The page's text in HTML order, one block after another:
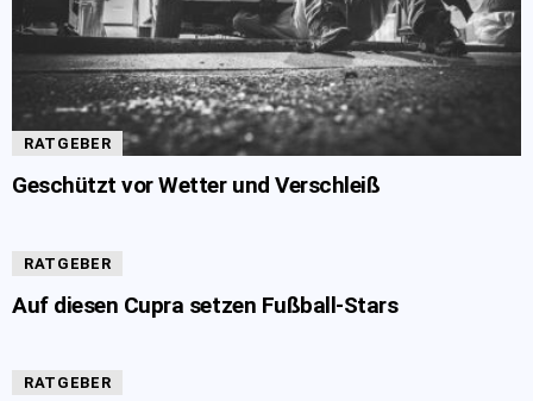
RATGEBER
Geschützt vor Wetter und Verschleiß
RATGEBER
Auf diesen Cupra setzen Fußball-Stars
RATGEBER